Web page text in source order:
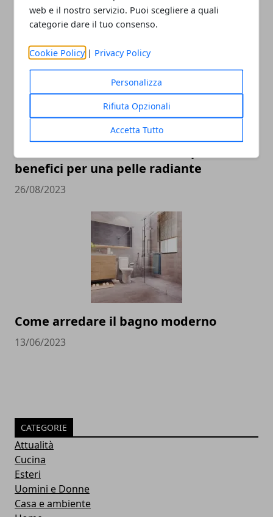
web e il nostro servizio. Puoi scegliere a quali
categorie dare il tuo consenso.
Cookie Policy | Privacy Policy
Personalizza
Rifiuta Opzionali
Accetta Tutto
16/05/2024
benefici per una pelle radiante
26/08/2023
Come arredare il bagno moderno
13/06/2023
CATEGORIE
Attualità
Cucina
Esteri
Uomini e Donne
Casa e ambiente